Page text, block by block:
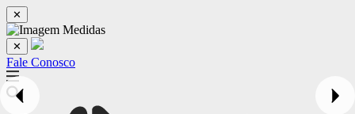
✕
✕
Fale Conosco